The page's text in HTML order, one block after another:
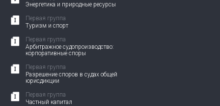
Энергетика и природные ресурсы
Первая группа
Туризм и спорт
Первая группа
Арбитражное судопроизводство:
корпоративные споры
Первая группа
Разрешение споров в судах общей
юрисдикции
Первая группа
Частный капитал